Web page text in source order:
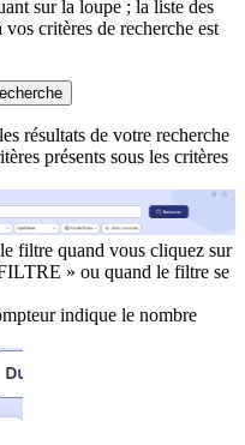
sur la loupe ; la liste des
critères de recherche est
résultats de votre recherche
présents sous les critères
filtre quand vous cliquez sur
» ou quand le filtre se
indique le nombre